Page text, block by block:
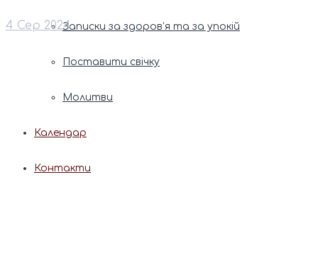
Записки за здоров’я та за упокій
Поставити свічку
Молитви
Календар
Контакти
4 Сер 2024